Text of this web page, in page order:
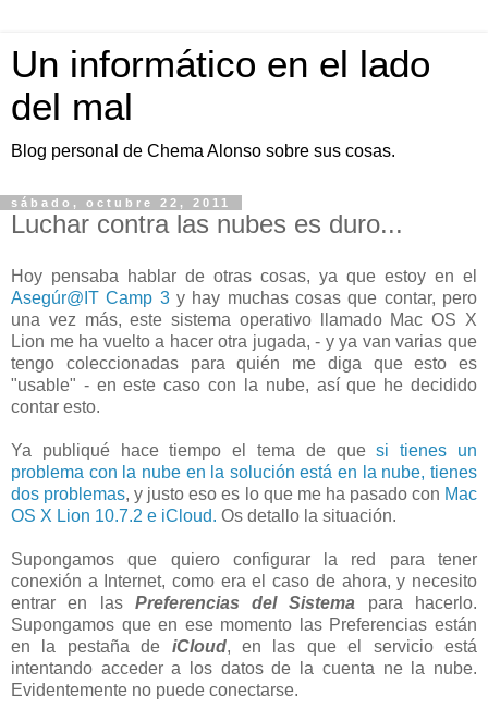
Un informático en el lado
del mal
Blog personal de Chema Alonso sobre sus cosas.
sábado, octubre 22, 2011
Luchar contra las nubes es duro...
Hoy pensaba hablar de otras cosas, ya que estoy en el
Asegúr@IT Camp 3y hay muchas cosas que contar, pero
una vez más, este sistema operativo llamado Mac OS X
Lion me ha vuelto a hacer otra jugada, - y ya van varias que
tengo coleccionadas para quién me diga que esto es
"usable" - en este caso con la nube, así que he decidido
contar esto.
Ya publiqué hace tiempo el tema de quesi tienes un
problema con la nube en la solución está en la nube, tienes
dos problemas, y justo eso es lo que me ha pasado con Mac
OS X Lion 10.7.2 e iCloud. Os detallo la situación.
Supongamos que quiero configurar la red para tener
conexión a Internet, como era el caso de ahora, y necesito
entrar en las Preferencias del Sistema para hacerlo.
Supongamos que en ese momento las Preferencias están
en la pestaña de iCloud, en las que el servicio está
intentando acceder a los datos de la cuenta ne la nube.
Evidentemente no puede conectarse.